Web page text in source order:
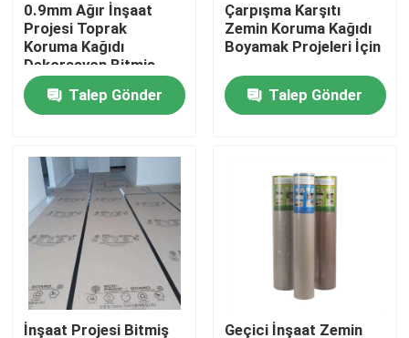
Zemin Koruma Kağıdı
Geçici Zemin Koruma Rulosu
Kraft Kağıt Zemin Koruması
İnşaat Zemin Kaplama Kağıdı
Karton Baskı Kağıdı
Su geçirmez Döşeme Levhaları
0.9mm Ağır İnşaat
Projesi Toprak
Koruma Kağıdı
Dekorasyon Bitmiş
Zemin Koruma
MalzemesiTalep Gönder
Çarpışma Karşıtı
Zemin Koruma Kağıdı
Boyamak Projeleri İçin
Talep Gönder
İnşaat Projesi Bitmiş Geçici İnşaat Zemin